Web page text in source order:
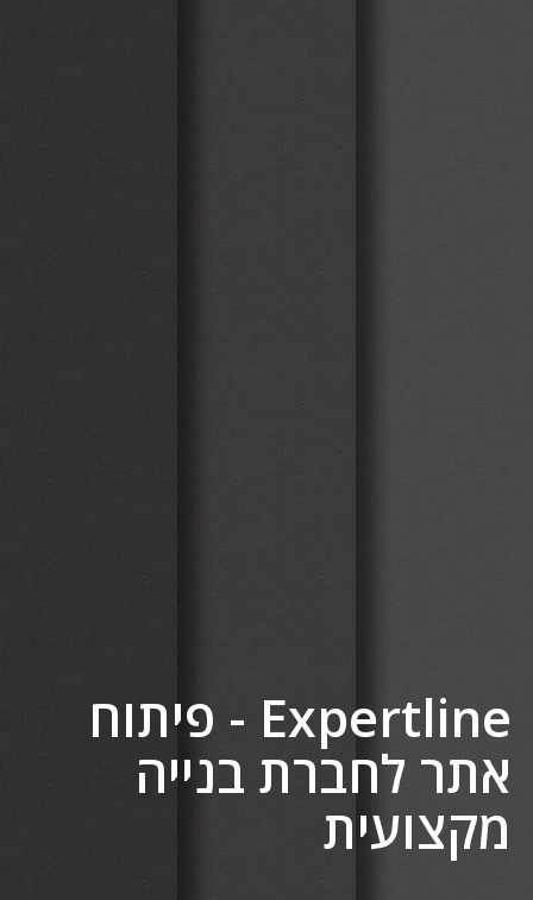
Expertline - פיתוח
אתר לחברת בנייה
מקצועית